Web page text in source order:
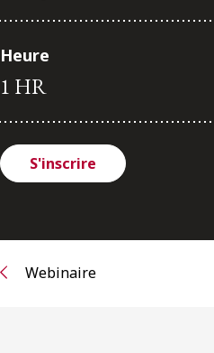
ENGLISH
S’abonner aux articles Osler
S’abonner
Heure
1 HR
S'inscrire
Webinaire